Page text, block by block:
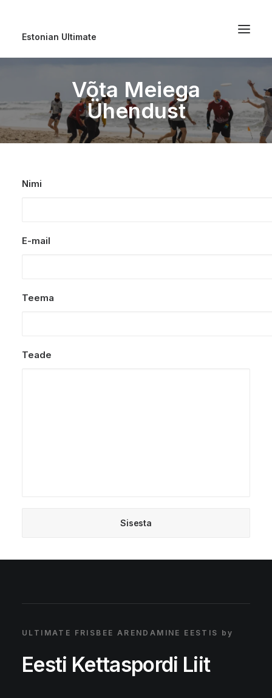
Estonian Ultimate
Võta Meiega
Ühendust
Nimi
E-mail
Teema
Teade
ULTIMATE FRISBEE ARENDAMINE EESTIS by
Eesti Kettaspordi Liit